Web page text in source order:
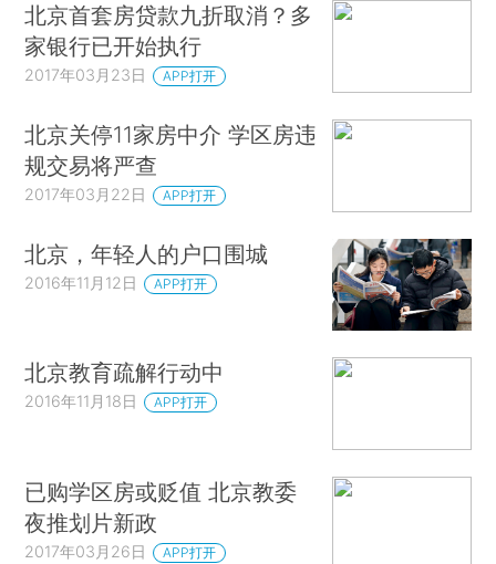
北京首套房贷款九折取消？多
家银行已开始执行
2017年03月23日 APP打开
北京关停11家房中介 学区房违
规交易将严查
2017年03月22日 APP打开
北京，年轻人的户口围城
2016年11月12日 APP打开
北京教育疏解行动中
2016年11月18日 APP打开
已购学区房或贬值 北京教委
夜推划片新政
2017年03月26日 APP打开